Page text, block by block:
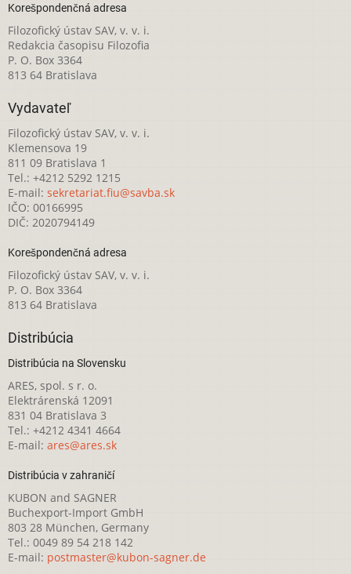
Korešpondenčná adresa
Filozofický ústav SAV, v. v. i.
Redakcia časopisu Filozofia
P. O. Box 3364
813 64 Bratislava
Vydavateľ
Filozofický ústav SAV, v. v. i.
Klemensova 19
811 09 Bratislava 1
Tel.: +4212 5292 1215
E-mail: sekretariat.fiu@savba.sk
IČO: 00166995
DIČ: 2020794149
Korešpondenčná adresa
Filozofický ústav SAV, v. v. i.
P. O. Box 3364
813 64 Bratislava
Distribúcia
Distribúcia na Slovensku
ARES, spol. s r. o.
Elektrárenská 12091
831 04 Bratislava 3
Tel.: +4212 4341 4664
E-mail: ares@ares.sk
Distribúcia v zahraničí
KUBON and SAGNER
Buchexport-Import GmbH
803 28 München, Germany
Tel.: 0049 89 54 218 142
E-mail: postmaster@kubon-sagner.de